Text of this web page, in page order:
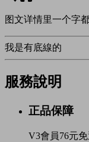
图文详情里一个字
我是有底線的
服務說明
正品保障
V3會員76元